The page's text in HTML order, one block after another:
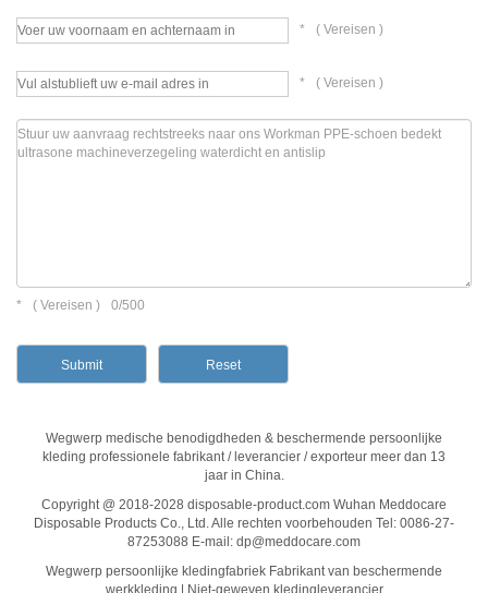
(
* Vereisen )
(
* Vereisen )
(
* Vereisen ) 0/500
Wegwerp medische benodigdheden & beschermende persoonlijke
kleding professionele fabrikant / leverancier / exporteur meer dan 13
jaar in China.
Copyright @ 2018-2028 disposable-product.com Wuhan Meddocare
Disposable Products Co., Ltd. Alle rechten voorbehouden Tel: 0086-27-
87253088 E-mail: dp@meddocare.com
Wegwerp persoonlijke kledingfabriek Fabrikant van beschermende
werkkleding | Niet-geweven kledingleverancier